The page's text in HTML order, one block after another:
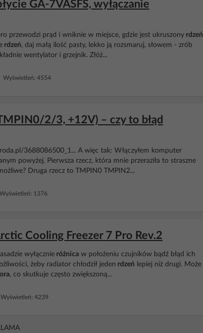
GA-7VASFS, wyłączanie
przewodzi prąd i wniknie w miejsce, gdzie jest ukruszony rdzeń
rdzeń, daj małą ilość pasty, lekko ją rozsmaruj, słowem - zrób
wentylator i grzejnik. Złóż...
4554
2/3, +12V) – czy to błąd
3688086500_1... A więc tak: Włączyłem komputer
powyżej. Pierwsza rzecz, która mnie przeraziła to straszne
Druga rzecz to TMPIN0 TMPIN2...
1376
Cooling Freezer 7 Pro Rev.2
wyłącznie różnica w położeniu czujników bądź błąd ich
żeby radiator chłodził jeden rdzeń lepiej niż drugi. Może
, co skutkuje często zwiększoną...
4239